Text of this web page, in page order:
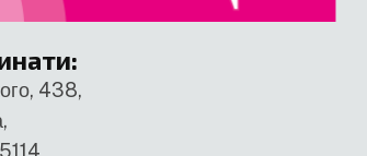
:
438,